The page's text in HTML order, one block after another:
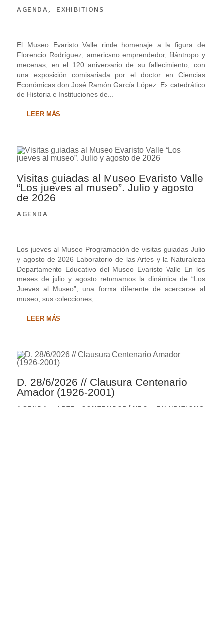
AGENDA, EXHIBITIONS
El Museo Evaristo Valle rinde homenaje a la figura de
Florencio Rodríguez, americano emprendedor, filántropo y
mecenas, en el 120 aniversario de su fallecimiento, con
una exposición comisariada por el doctor en Ciencias
Económicas don José Ramón García López. Ex catedrático
de Historia e Instituciones de...
LEER MÁS
Visitas guiadas al Museo Evaristo Valle
“Los jueves al museo”. Julio y agosto
de 2026
AGENDA
Los jueves al Museo Programación de visitas guiadas Julio
y agosto de 2026 Laboratorio de las Artes y la Naturaleza
Departamento Educativo del Museo Evaristo Valle En los
meses de julio y agosto retomamos la dinámica de “Los
Jueves al Museo”, una forma diferente de acercarse al
museo, sus colecciones,...
LEER MÁS
D. 28/6/2026 // Clausura Centenario
Amador (1926-2001)
AGENDA ARTE CONTEMPORÁNEO EXHIBITIONS